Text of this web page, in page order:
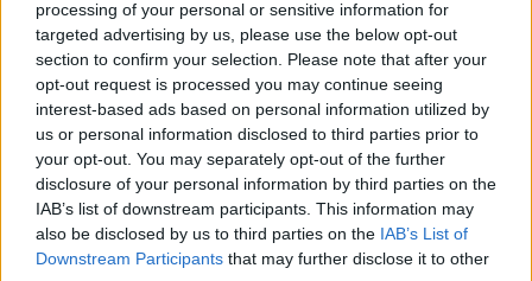
processing of your personal or sensitive information for
targeted advertising by us, please use the below opt-out
section to confirm your selection. Please note that after your
opt-out request is processed you may continue seeing
interest-based ads based on personal information utilized by
us or personal information disclosed to third parties prior to
your opt-out. You may separately opt-out of the further
disclosure of your personal information by third parties on the
IAB’s list of downstream participants. This information may
also be disclosed by us to third parties on the IAB’s List of
Downstream Participants that may further disclose it to other
Illés Zoltán államtitkárként ugyanazt csinálja, ami
ellen évtizedekig küzdött. Van-e visszaút a sötét
oldalról? Sok visszás dolog történt a Fidesz-kormány
hatalomba lépése óta. A legszembetűnőbb az a
„forradalmi” lendület, ahogy a közhivatalokat, a…
Klímatudatosság: nem a valóságban
élünk!
CsibaKata•2010. január 21.